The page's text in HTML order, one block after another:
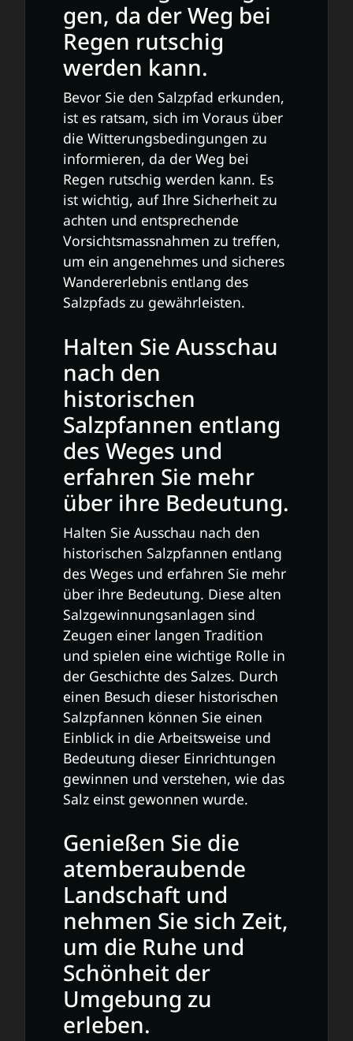
gen, da der Weg bei
Regen rutschig
werden kann.
Bevor Sie den Salzpfad erkunden,
ist es ratsam, sich im Voraus über
die Witterungsbedingungen zu
informieren, da der Weg bei
Regen rutschig werden kann. Es
ist wichtig, auf Ihre Sicherheit zu
achten und entsprechende
Vorsichtsmassnahmen zu treffen,
um ein angenehmes und sicheres
Wandererlebnis entlang des
Salzpfads zu gewährleisten.
Halten Sie Ausschau
nach den
historischen
Salzpfannen entlang
des Weges und
erfahren Sie mehr
über ihre Bedeutung.
Halten Sie Ausschau nach den
historischen Salzpfannen entlang
des Weges und erfahren Sie mehr
über ihre Bedeutung. Diese alten
Salzgewinnungsanlagen sind
Zeugen einer langen Tradition
und spielen eine wichtige Rolle in
der Geschichte des Salzes. Durch
einen Besuch dieser historischen
Salzpfannen können Sie einen
Einblick in die Arbeitsweise und
Bedeutung dieser Einrichtungen
gewinnen und verstehen, wie das
Salz einst gewonnen wurde.
Genießen Sie die
atemberaubende
Landschaft und
nehmen Sie sich Zeit,
um die Ruhe und
Schönheit der
Umgebung zu
erleben.